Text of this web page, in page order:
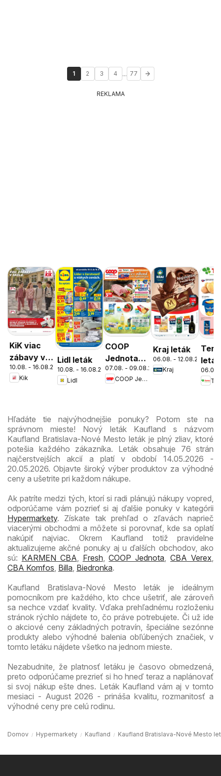
1 2 3 4 ... 77
REKLAMA
KiK viac
zábavy v
škole
10.08. - 16.08.2026
Kik
Lidl leták
10.08. - 16.08.2026
Lidl
COOP
Jednota
cez víkend
ešte
07.08. - 09.08.2026
COOP Jednota
Kraj leták
06.08. - 12.08.2026
Kraj
leták
06.08.
Hľadáte tie najvýhodnejšie ponuky? Potom ste na
správnom mieste! Nový leták Kaufland s názvom
Kaufland Bratislava-Nové Mesto leták je plný zliav, ktoré
potešia každého zákazníka. Leták obsahuje 76 strán
najčerstvejších akcií a platí v období 14.05.2026 -
20.05.2026. Objavte široký výber produktov za výhodné
ceny a ušetrite pri každom nákupe.
Ak patríte medzi tých, ktorí si radi plánujú nákupy vopred,
odporúčame vám pozrieť si aj ďalšie ponuky v kategórii
Hypermarkety. Získate tak prehľad o zľavách naprieč
viacerými obchodmi a môžete si porovnať, kde sa oplatí
nakúpiť najviac. Okrem Kaufland totiž pravidelne
aktualizujeme akčné ponuky aj u ďalších obchodov, ako
sú: KARMEN CBA, Fresh,COOP Jednota,CBA Verex,
CBA Komfos, Billa, Biedronka.
Kaufland Bratislava-Nové Mesto leták je ideálnym
pomocníkom pre každého, kto chce ušetriť, ale zároveň
sa nechce vzdať kvality. Vďaka prehľadnému rozloženiu
stránok rýchlo nájdete to, čo práve potrebujete. Či už ide
o akciové ceny základných potravín, špeciálne sezónne
produkty alebo výhodné balenia obľúbených značiek, v
tomto letáku nájdete všetko na jednom mieste.
Nezabudnite, že platnosť letáku je časovo obmedzená,
preto odporúčame prezrieť si ho hneď teraz a naplánovať
si svoj nákup ešte dnes. Leták Kaufland vám aj v tomto
mesiaci - August 2026 - prináša kvalitu, rozmanitosť a
výhodné ceny pre celú rodinu.
Domov Hypermarkety Kaufland Kaufland Bratislava-Nové Mesto